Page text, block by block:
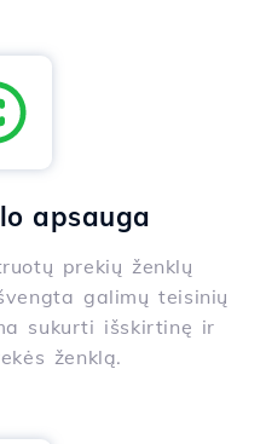
apsauga
prekių ženklų
galimų teisinių
sukurti išskirtinę ir
ženklą.